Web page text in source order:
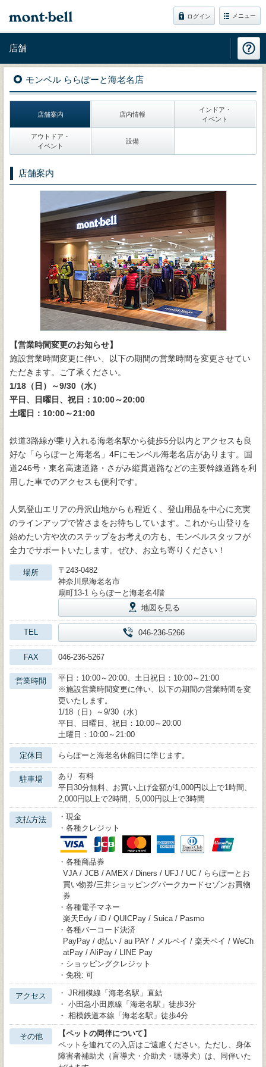
ログイン メニュー
店舗
モンベル ららぽーと海老名店
店舗案内 店内情報
インドア・
イベント
アウトドア・
イベント
設備
店舗案内
【営業時間変更のお知らせ】
施設営業時間変更に伴い、以下の期間の営業時間を変更させてい
ただきます。ご了承ください。
1/18（日）～9/30（水）
平日、日曜日、祝日：10:00～20:00
土曜日：10:00～21:00
鉄道3路線が乗り入れる海老名駅から徒歩5分以内とアクセスも良
好な「ららぽーと海老名」4Fにモンベル海老名店があります。国
道246号・東名高速道路・さがみ縦貫道路などの主要幹線道路を利
用した車でのアクセスも便利です。
人気登山エリアの丹沢山地からも程近く、登山用品を中心に充実
のラインアップで皆さまをお待ちしています。これから山登りを
始めたい方や次のステップをお考えの方も、モンベルスタッフが
全力でサポートいたします。ぜひ、お立ち寄りください！
場所
〒243-0482
神奈川県海老名市
扇町13-1 ららぽーと海老名4階
地図を見る
TEL 046-236-5266
FAX 046-236-5267
営業時間
平日：10:00～20:00、土日祝日：10:00～21:00
※施設営業時間変更に伴い、以下の期間の営業時間を変
更いたします。
1/18（日）～9/30（水）
平日、日曜日、祝日：10:00～20:00
土曜日：10:00～21:00
定休日 ららぽーと海老名休館日に準じます。
駐車場
あり 有料
平日30分無料、お買い上げ金額が1,000円以上で1時間、
2,000円以上で2時間、5,000円以上で3時間
支払方法
・現金
・各種クレジット
・各種商品券
VJA / JCB / AMEX / Diners / UFJ / UC / ららぽーとお
買い物券/三井ショッピングパークカードセゾンお買物
券
・各種電子マネー
楽天Edy / iD / QUICPay / Suica / Pasmo
・各種バーコード決済
PayPay / d払い / au PAY / メルペイ / 楽天ペイ / WeCh
atPay / AliPay / LINE Pay
・ショッピングクレジット
・免税: 可
アクセス
・ JR相模線「海老名駅」直結
・ 小田急小田原線「海老名駅」徒歩3分
・ 相模鉄道本線「海老名駅」徒歩4分
その他
【ペットの同伴について】
ペットを連れての入店はご遠慮ください。ただし、身体
障害者補助犬（盲導犬・介助犬・聴導犬）は、同伴いた